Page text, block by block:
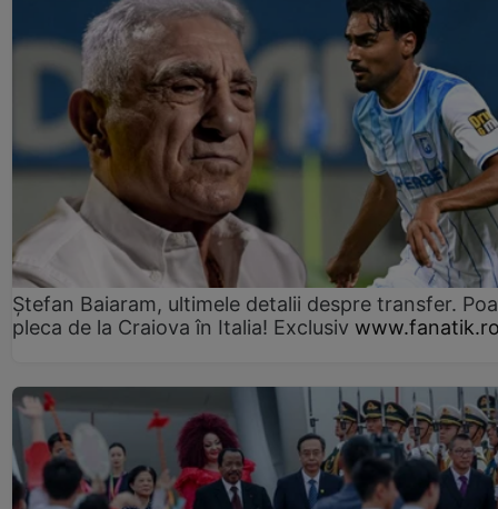
Ștefan Baiaram, ultimele detalii despre transfer.
pleca de la Craiova în Italia! Exclusiv